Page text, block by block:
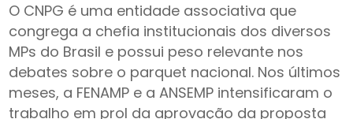
O CNPG é uma entidade associativa que
congrega a chefia institucionais dos diversos
MPs do Brasil e possui peso relevante nos
debates sobre o parquet nacional. Nos últimos
meses, a FENAMP e a ANSEMP intensificaram o
trabalho em prol da aprovação da proposta